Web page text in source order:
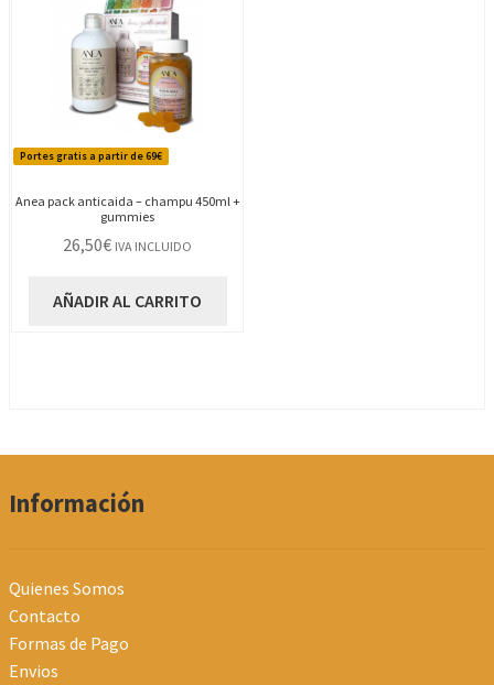
Portes gratis a partir de 69€
Anea pack anticaida – champu 450ml +
gummies
26,50€ IVA INCLUIDO
AÑADIR AL CARRITO
Información
Quienes Somos
Contacto
Formas de Pago
Envios